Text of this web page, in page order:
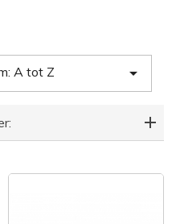
A tot Z 